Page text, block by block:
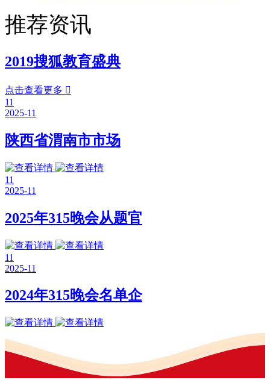
推荐资讯
2019搜狐教育盛典
点击查看更多 
11
2025-11
陕西省渭南市市场
11
2025-11
2025年315晚会从题官
11
2025-11
2024年315晚会名单企